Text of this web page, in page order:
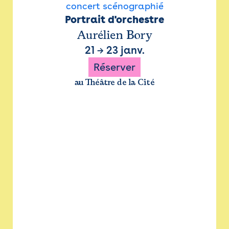
concert scénographié
Portrait d'orchestre
Aurélien Bory
21 → 23 janv.
Réserver
au Théâtre de la Cité